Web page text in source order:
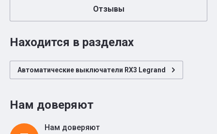
Отзывы
Находится в разделах
Автоматические выключатели RX3 Legrand
Нам доверяют
Нам доверяют